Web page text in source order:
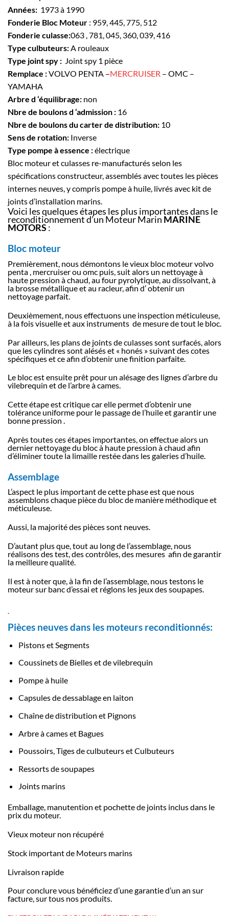
Années: 1973 à 1990
Fonderie Bloc Moteur : 959, 445, 775, 512
Fonderie culasse:063 , 781, 045, 360, 039, 416
Type culbuteurs: A rouleaux
Type joint spy : Joint spy 1 pièce
Remplace :VOLVO PENTA –MERCRUISER – OMC –
YAMAHA
Arbre d ‘équilibrage: non
Nbre de boulons d ‘admission : 16
Nbre de boulons du carter de distribution: 10
Sens de rotation: Inverse
Type pompe à essence :électrique
Bloc moteur et culasses re-manufacturés selon les
spécifications constructeur, assemblés avec toutes les pièces
internes neuves, y compris pompe à huile, livrés avec kit de
joints d’installation marins.
Voici les quelques étapes les plus importantes dans le
reconditionnement d’un Moteur Marin MARINE
MOTORS :
Bloc moteur
Premièrement, nous démontons le vieux bloc moteur volvo
penta , mercruiser ou omc puis, suit alors un nettoyage à
haute pression à chaud, au four pyrolytique, au dissolvant, à
la brosse métallique et au racleur, afin d’ obtenir un
nettoyage parfait.
Deuxièmement, nous effectuons une inspection méticuleuse,
à la fois visuelle et aux instruments de mesure de tout le bloc.
Par ailleurs, les plans de joints de culasses sont surfacés, alors
que les cylindres sont alésés et « honés » suivant des cotes
spécifiques et ce afin d’obtenir une finition parfaite.
Le bloc est ensuite prêt pour un alésage des lignes d’arbre du
vilebrequin et de l’arbre à cames.
Cette étape est critique car elle permet d’obtenir une
tolérance uniforme pour le passage de l’huile et garantir une
bonne pression .
Après toutes ces étapes importantes, on effectue alors un
dernier nettoyage du bloc à haute pression à chaud afin
d’éliminer toute la limaille restée dans les galeries d’huile.
Assemblage
L’aspect le plus important de cette phase est que nous
assemblons chaque pièce du bloc de manière méthodique et
méticuleuse.
Aussi, la majorité des pièces sont neuves.
D’autant plus que, tout au long de l’assemblage, nous
réalisons des test, des contrôles, des mesures afin de garantir
la meilleure qualité.
Il est à noter que, à la fin de l’assemblage, nous testons le
moteur sur banc d’essai et réglons les jeux des soupapes.
.
Pièces neuves dans les moteurs reconditionnés:
Pistons et Segments
Coussinets de Bielles et de vilebrequin
Pompe à huile
Capsules de dessablage en laiton
Chaîne de distribution et Pignons
Arbre à cames et Bagues
Poussoirs, Tiges de culbuteurs et Culbuteurs
Ressorts de soupapes
Joints marins
Emballage, manutention et pochette de joints inclus dans le
prix du moteur.
Vieux moteur non récupéré
Stock important de Moteurs marins
Livraison rapide
Pour conclure vous bénéficiez d’une garantie d’un an sur
facture, sur tous nos produits.